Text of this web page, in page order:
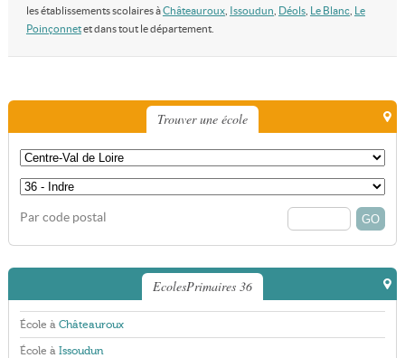
les établissements scolaires àChâteauroux, Issoudun Déols, Le Blanc, Le
Poinçonnetet dans tout le département.
Trouver une école
Par code postal
EcolesPrimaires 36
École à Châteauroux
École à Issoudun